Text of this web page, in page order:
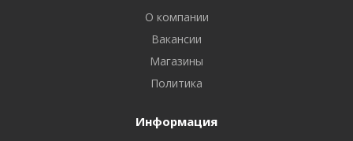
О компании
Вакансии
Магазины
Политика
Информация